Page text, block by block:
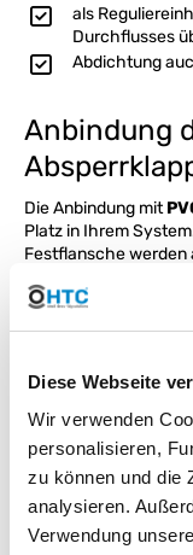
Diese Webseite
Wir verwenden
personalisieren,
zu können und die
analysieren.
Verwendung
als
Durchflusses
Abdichtung
Anbindung
Die Anbindung mit
Platz in Ihrem
Festflansche werden
eingeschoben. Die
werden. Im
dem
Losflansch sind ein
sich an der
Montage